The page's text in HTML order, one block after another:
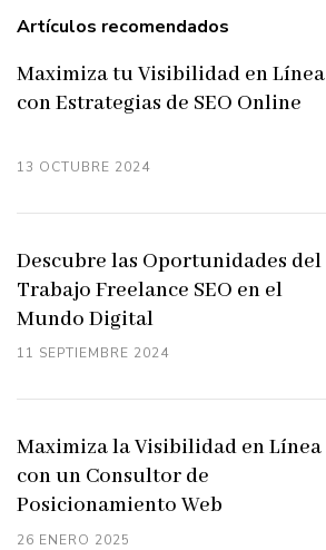
Artículos recomendados
13 OCTUBRE 2024
Maximiza tu Visibilidad en Línea
con Estrategias de SEO Online
11 SEPTIEMBRE 2024
Descubre las Oportunidades del
Trabajo Freelance SEO en el
Mundo Digital
26 ENERO 2025
Maximiza la Visibilidad en Línea
con un Consultor de
Posicionamiento Web